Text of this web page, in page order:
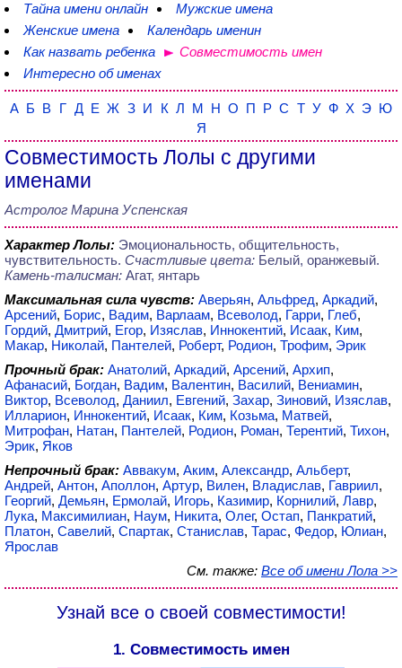
Тайна имени онлайн
Мужские имена
Женские имена
Календарь именин
Как назвать ребенка
Совместимость имен
Интересно об именах
А Б В Г Д Е Ж З И К Л М Н О П Р С Т У Ф Х Э Ю
Я
Совместимость Лолы с другими
именами
Астролог Марина Успенская
Характер Лолы: Эмоциональность, общительность,
чувствительность. Счастливые цвета: Белый, оранжевый.
Камень-талисман: Агат, янтарь
Максимальная сила чувств: Аверьян, Альфред, Аркадий,
Арсений, Борис, Вадим, Варлаам, Всеволод, Гарри, Глеб,
Гордий, Дмитрий, Егор, Изяслав, Иннокентий, Исаак, Ким,
Макар, Николай, Пантелей, Роберт, Родион, Трофим, Эрик
Прочный брак: Анатолий, Аркадий, Арсений, Архип,
Афанасий, Богдан, Вадим, Валентин, Василий, Вениамин,
Виктор, Всеволод, Даниил, Евгений, Захар, Зиновий, Изяслав,
Илларион, Иннокентий, Исаак, Ким, Козьма, Матвей,
Митрофан, Натан, Пантелей, Родион, Роман, Терентий, Тихон,
Эрик, Яков
Непрочный брак: Аввакум, Аким, Александр, Альберт,
Андрей, Антон, Аполлон, Артур, Вилен, Владислав, Гавриил,
Георгий, Демьян, Ермолай, Игорь, Казимир, Корнилий, Лавр,
Лука, Максимилиан, Наум, Никита, Олег, Остап, Панкратий,
Платон, Савелий, Спартак, Станислав, Тарас, Федор, Юлиан,
Ярослав
См. также: Все об имени Лола >>
Узнай все о своей совместимости!
1. Совместимость имен